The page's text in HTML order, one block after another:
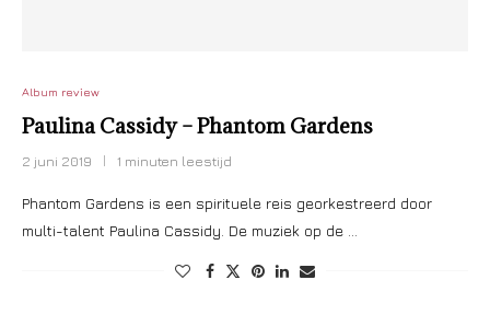
Album review
Paulina Cassidy – Phantom Gardens
2 juni 2019 1 minuten leestijd
Phantom Gardens is een spirituele reis georkestreerd door
multi-talent Paulina Cassidy. De muziek op de …